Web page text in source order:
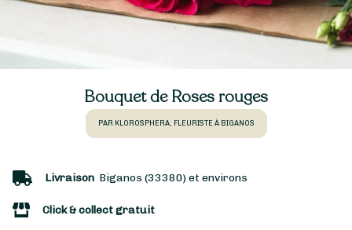
Bouquet de Roses rouges
PAR KLOROSPHERA, FLEURISTE À BIGANOS
Livraison Biganos (33380) et environs
Click & collect gratuit